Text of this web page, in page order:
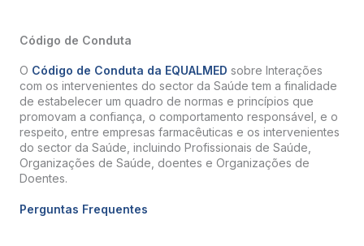
Código de Conduta
O Código de Conduta da EQUALMED sobre Interações
com os intervenientes do sector da Saúde tem a finalidade
de estabelecer um quadro de normas e princípios que
promovam a confiança, o comportamento responsável, e o
respeito, entre empresas farmacêuticas e os intervenientes
do sector da Saúde, incluindo Profissionais de Saúde,
Organizações de Saúde, doentes e Organizações de
Doentes.
Perguntas Frequentes